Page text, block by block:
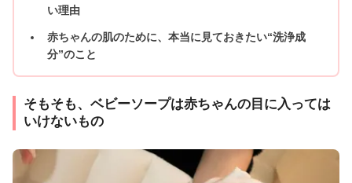
い理由
赤ちゃんの肌のために、本当に見ておきたい“洗浄成
分”のこと
そもそも、ベビーソープは赤ちゃんの目に入っては
いけないもの